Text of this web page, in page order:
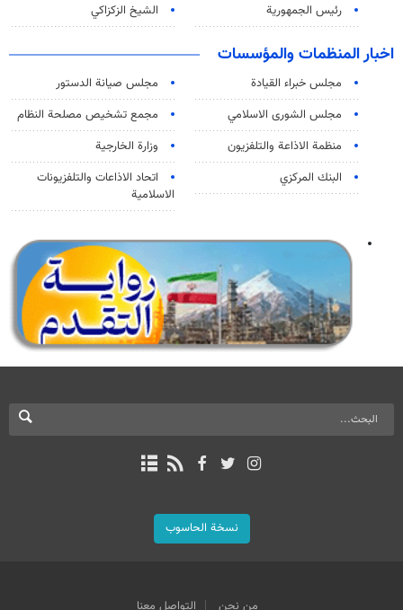
رئيس الجمهورية
الشيخ الزكزاكي
اخبار المنظمات والمؤسسات
مجلس خبراء القيادة
مجلس صيانة الدستور
مجلس الشورى الاسلامي
مجمع تشخيص مصلحة النظام
منظمة الاذاعة والتلفزیون
وزارة الخارجية
البنك المركزي
اتحاد الاذاعات والتلفزيونات
الاسلامية
نسخة الحاسوب
من نحن التواصل معنا